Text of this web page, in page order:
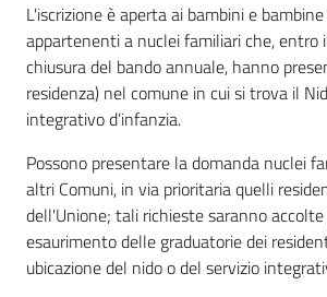
L'iscrizione è aperta ai bambini e
appartenenti a nuclei familiari che, entro
chiusura del bando annuale, hanno
residenza) nel comune in cui si trova il
integrativo d’infanzia.
Possono presentare la domanda nuclei
altri Comuni, in via prioritaria quelli
dell'Unione; tali richieste saranno
esaurimento delle graduatorie dei
ubicazione del nido o del servizio